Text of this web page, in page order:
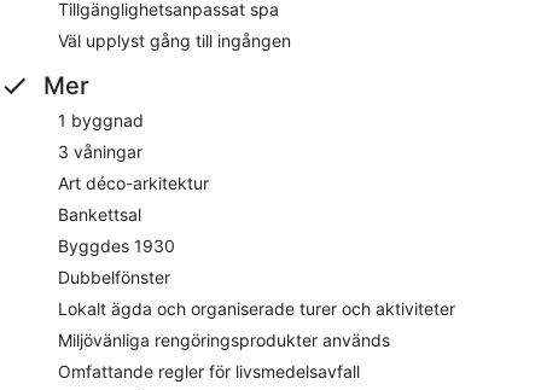
Tillgänglighetsanpassat spa
Väl upplyst gång till ingången
Mer
1 byggnad
3 våningar
Art déco-arkitektur
Bankettsal
Byggdes 1930
Dubbelfönster
Lokalt ägda och organiserade turer och aktiviteter
Miljövänliga rengöringsprodukter används
Omfattande regler för livsmedelsavfall